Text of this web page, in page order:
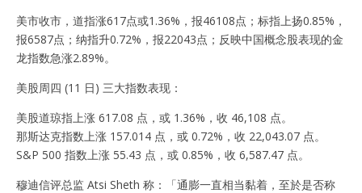
美市收市，道指涨617点或1.36%，报46108点；标指上扬0.85%，
报6587点；纳指升0.72%，报22043点；反映中国概念股表现的金
龙指数急涨2.89%。
美股周四 (11 日) 三大指数表现：
美股道琼指上涨 617.08 点，或 1.36%，收 46,108 点。
那斯达克指数上涨 157.014 点，或 0.72%，收 22,043.07 点。
S&P 500 指数上涨 55.43 点，或 0.85%，收 6,587.47 点。
穆迪信评总监 Atsi Sheth 称：「通膨一直相当黏着，至於是否称